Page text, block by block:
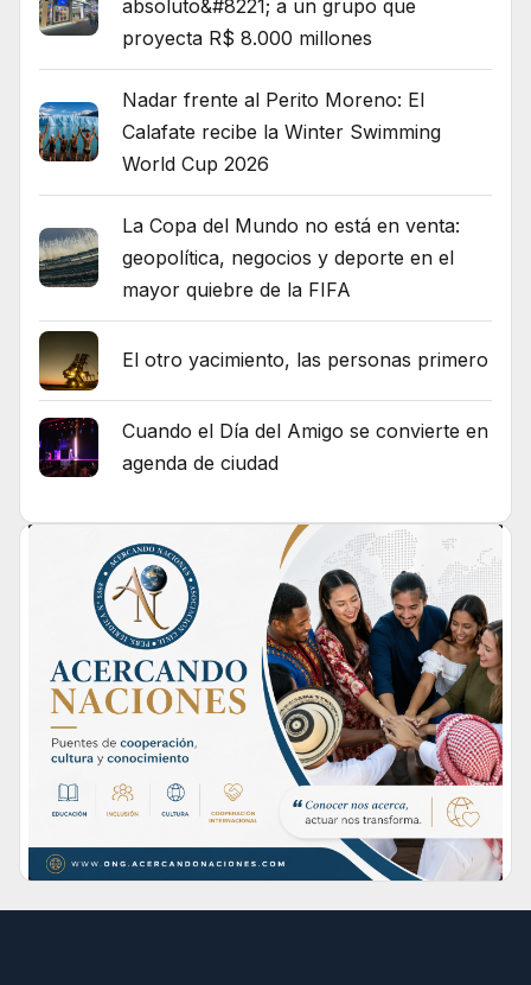
absoluto&#8221; a un grupo que
proyecta R$ 8.000 millones
Nadar frente al Perito Moreno: El
Calafate recibe la Winter Swimming
World Cup 2026
La Copa del Mundo no está en venta:
geopolítica, negocios y deporte en el
mayor quiebre de la FIFA
El otro yacimiento, las personas primero
Cuando el Día del Amigo se convierte en
agenda de ciudad